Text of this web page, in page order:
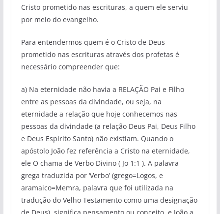
Cristo prometido nas escrituras, a quem ele serviu
por meio do evangelho.
Para entendermos quem é o Cristo de Deus
prometido nas escrituras através dos profetas é
necessário compreender que:
a) Na eternidade não havia a RELAÇÃO Pai e Filho
entre as pessoas da divindade, ou seja, na
eternidade a relação que hoje conhecemos nas
pessoas da divindade (a relação Deus Pai, Deus Filho
e Deus Espírito Santo) não existiam. Quando o
apóstolo João fez referência a Cristo na eternidade,
ele O chama de Verbo Divino ( Jo 1:1 ). A palavra
grega traduzida por ‘Verbo’ (grego=Logos, e
aramaico=Memra, palavra que foi utilizada na
tradução do Velho Testamento como uma designação